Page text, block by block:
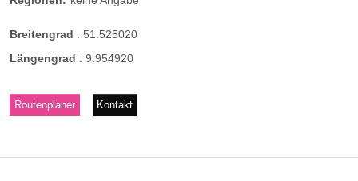
Breitengrad : 51.525020
Längengrad : 9.954920
Routenplaner Kontakt